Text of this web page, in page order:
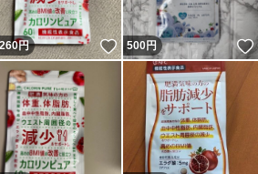
ね！
円 いいね！
500円